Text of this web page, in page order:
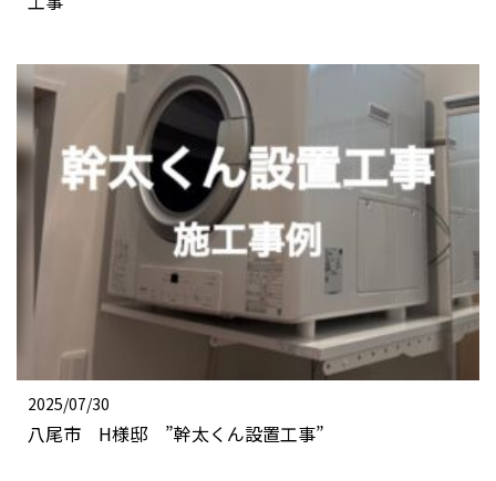
2025/07/30
八尾市 H様邸 ”幹太くん設置工事”